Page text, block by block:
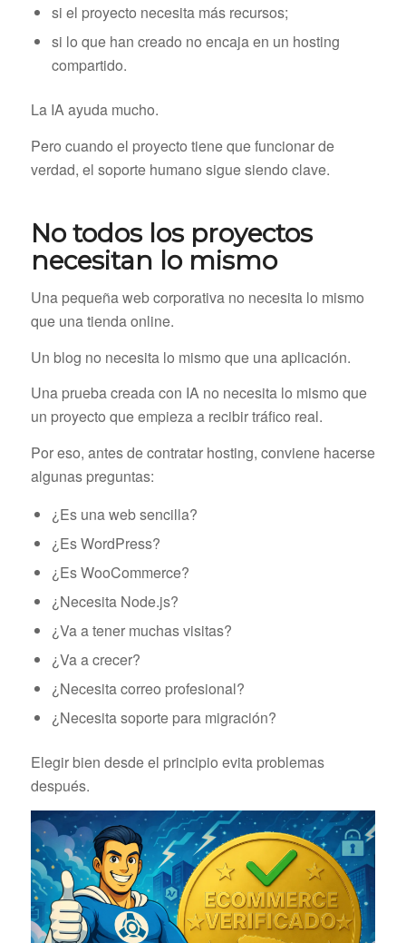
si el proyecto necesita más recursos;
si lo que han creado no encaja en un hosting
compartido.
La IA ayuda mucho.
Pero cuando el proyecto tiene que funcionar de
verdad, el soporte humano sigue siendo clave.
No todos los proyectos
necesitan lo mismo
Una pequeña web corporativa no necesita lo mismo
que una tienda online.
Un blog no necesita lo mismo que una aplicación.
Una prueba creada con IA no necesita lo mismo que
un proyecto que empieza a recibir tráfico real.
Por eso, antes de contratar hosting, conviene hacerse
algunas preguntas:
¿Es una web sencilla?
¿Es WordPress?
¿Es WooCommerce?
¿Necesita Node.js?
¿Va a tener muchas visitas?
¿Va a crecer?
¿Necesita correo profesional?
¿Necesita soporte para migración?
Elegir bien desde el principio evita problemas
después.